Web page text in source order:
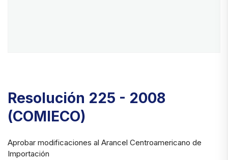
Resolución 225 - 2008
(COMIECO)
Aprobar modificaciones al Arancel Centroamericano de
Importación